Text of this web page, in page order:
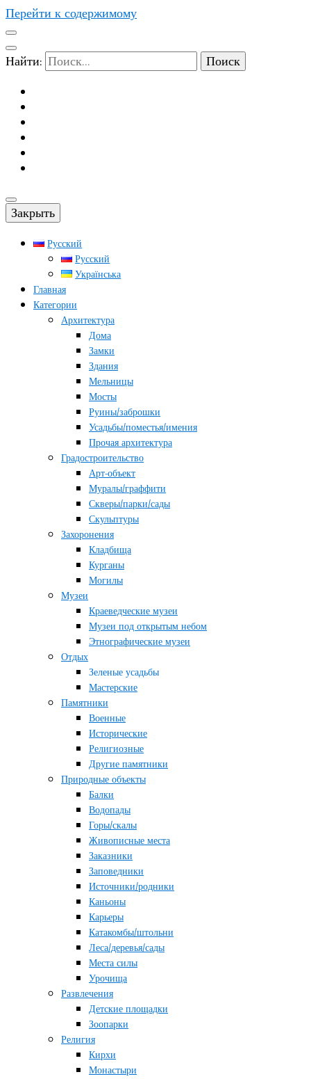
Перейти к содержимому
Найти:
Закрыть
Русский
Русский
Українська
Главная
Категории
Архитектура
Дома
Замки
Здания
Мельницы
Мосты
Руины/заброшки
Усадьбы/поместья/имения
Прочая архитектура
Градостроительство
Арт-объект
Муралы/граффити
Скверы/парки/сады
Скульптуры
Захоронения
Кладбища
Курганы
Могилы
Музеи
Краеведческие музеи
Музеи под открытым небом
Этнографические музеи
Отдых
Зеленые усадьбы
Мастерские
Памятники
Военные
Исторические
Религиозные
Другие памятники
Природные объекты
Балки
Водопады
Горы/скалы
Живописные места
Заказники
Заповедники
Источники/родники
Каньоны
Карьеры
Катакомбы/штольни
Леса/деревья/сады
Места силы
Урочища
Развлечения
Детские площадки
Зоопарки
Религия
Кирхи
Монастыри